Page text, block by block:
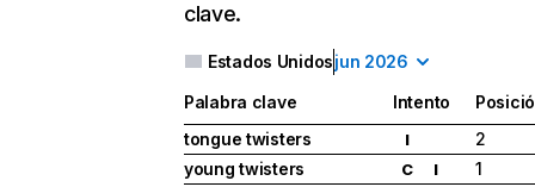
clave.
Estados Unidosjun 2026
Palabra clave Intento
tongue twisters
I
2
young twisters
C I
1